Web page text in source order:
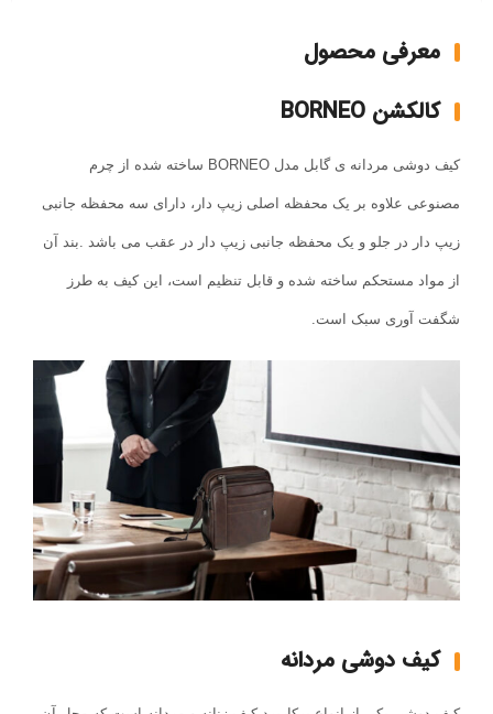
معرفی محصول
کالکشن BORNEO
کیف دوشی مردانه یگابل مدل BORNEO ساخته شده از چرم
مصنوعی علاوه بر یک محفظه اصلی زیپ دار، دارای سه محفظه جانبی
زیپ دار در جلو و یک محفظه جانبی زیپ دار در عقب می باشد .بند آن
از مواد مستحکم ساخته شده و قابل تنظیم است، این کیف به طرز
شگفت آوری سبک است.
کیف دوشی مردانه